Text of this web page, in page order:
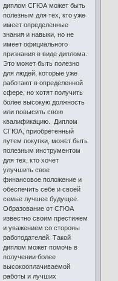
диплом СГЮА может быть
полезным для тех, кто уже
имеет определенные
знания и навыки, но не
имеет официального
признания в виде диплома.
Это может быть полезно
для людей, которые уже
работают в определенной
сфере, но хотят получить
более высокую должность
или повысить свою
квалификацию. Диплом
СГЮА, приобретенный
путем покупки, может быть
полезным инструментом
для тех, кто хочет
улучшить свое
финансовое положение и
обеспечить себе и своей
семье лучшее будущее.
Образование от СГЮА
известно своим престижем
и уважением со стороны
работодателей. Такой
диплом может помочь в
получении более
высокооплачиваемой
работы и лучших